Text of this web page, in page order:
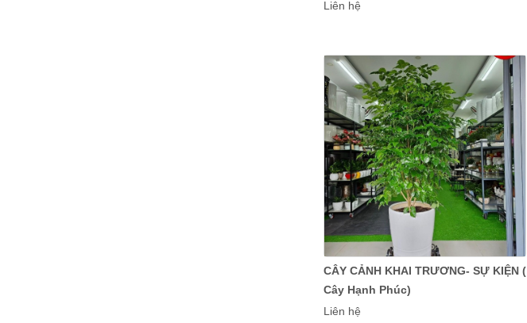
Liên hệ
CÂY CẢNH KHAI TRƯƠNG- SỰ KIỆN (
Cây Hạnh Phúc)
Liên hệ